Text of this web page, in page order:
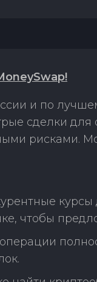
и по
сделки
рисками.
курсы
чтобы